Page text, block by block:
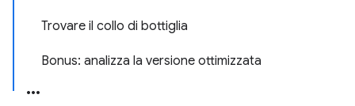
Trovare il collo di bottiglia
Bonus: analizza la versione ottimizzata